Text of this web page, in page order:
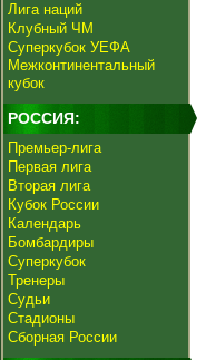
Лига наций
Клубный ЧМ
Суперкубок УЕФА
Межконтинентальный
кубок
РОССИЯ:
Премьер-лига
Первая лига
Вторая лига
Кубок России
Календарь
Бомбардиры
Суперкубок
Тренеры
Судьи
Стадионы
Сборная России